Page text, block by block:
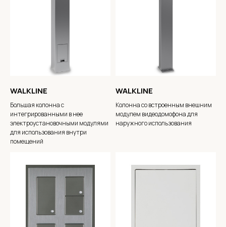
WALKLINE
Большая колонна с
интегрированными в нее
электроустановочными модулями
для использования внутри
помещений
WALKLINE
Колонна со встроенным внешним
модулем видеодомофона для
наружного использования